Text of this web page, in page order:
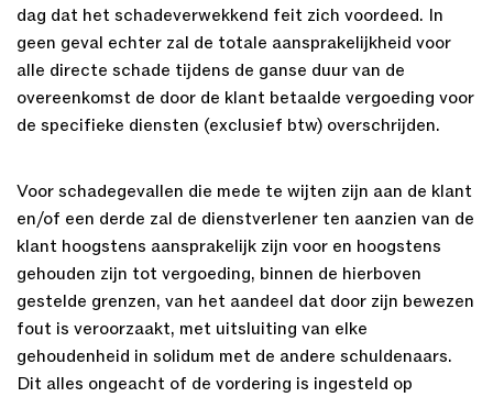
dag dat het schadeverwekkend feit zich voordeed. In
geen geval echter zal de totale aansprakelijkheid voor
alle directe schade tijdens de ganse duur van de
overeenkomst de door de klant betaalde vergoeding voor
de specifieke diensten (exclusief btw) overschrijden.
Voor schadegevallen die mede te wijten zijn aan de klant
en/of een derde zal de dienstverlener ten aanzien van de
klant hoogstens aansprakelijk zijn voor en hoogstens
gehouden zijn tot vergoeding, binnen de hierboven
gestelde grenzen, van het aandeel dat door zijn bewezen
fout is veroorzaakt, met uitsluiting van elke
gehoudenheid in solidum met de andere schuldenaars.
Dit alles ongeacht of de vordering is ingesteld op